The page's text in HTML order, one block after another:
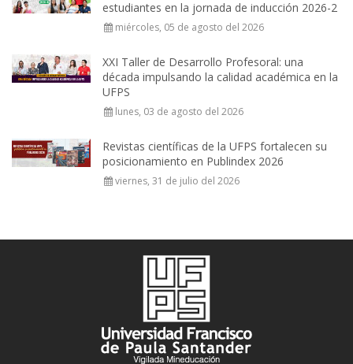
estudiantes en la jornada de inducción 2026-2
miércoles, 05 de agosto del 2026
XXI Taller de Desarrollo Profesoral: una
década impulsando la calidad académica en la
UFPS
lunes, 03 de agosto del 2026
Revistas científicas de la UFPS fortalecen su
posicionamiento en Publindex 2026
viernes, 31 de julio del 2026